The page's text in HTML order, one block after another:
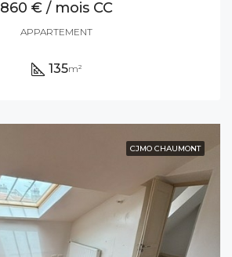
860 € / mois CC
APPARTEMENT
135m²
CJMO CHAUMONT